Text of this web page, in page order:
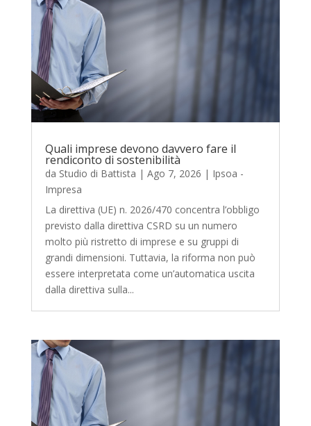
Quali imprese devono davvero fare il
rendiconto di sostenibilità
da Studio di Battista | Ago 7, 2026 | Ipsoa -
Impresa
La direttiva (UE) n. 2026/470 concentra l’obbligo
previsto dalla direttiva CSRD su un numero
molto più ristretto di imprese e su gruppi di
grandi dimensioni. Tuttavia, la riforma non può
essere interpretata come un’automatica uscita
dalla direttiva sulla...